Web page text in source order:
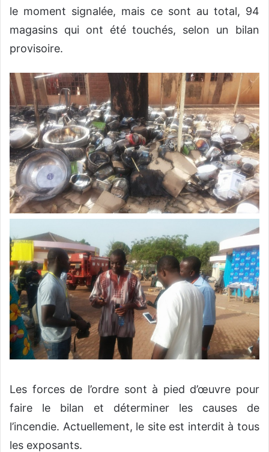
le moment signalée, mais ce sont au total, 94
magasins qui ont été touchés, selon un bilan
provisoire.
Les forces de l’ordre sont à pied d’œuvre pour
faire le bilan et déterminer les causes de
l’incendie. Actuellement, le site est interdit à tous
les exposants.